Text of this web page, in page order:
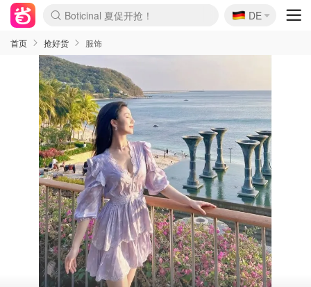
4折！lulu周四疯狂上新
还没结束！&OtherStories大促
Joybuy变相75折 随时失效
速领！Stanley独家85折
疑似霸哥！Camper额外叠85折
Zalando 奥莱闪促！每日更新
Moncler反季囤！5折起+叠9折
Coach Brooklyn仅€192
🇩🇪
DE
首页 抢好货 服饰